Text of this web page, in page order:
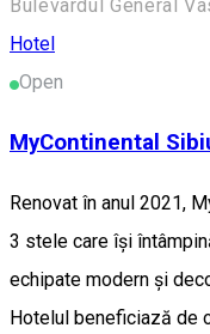
Hotel
Open
MyContinental
Renovat în anul 2021,
3 stele care își
echipate modern și
Hotelul beneficiază de